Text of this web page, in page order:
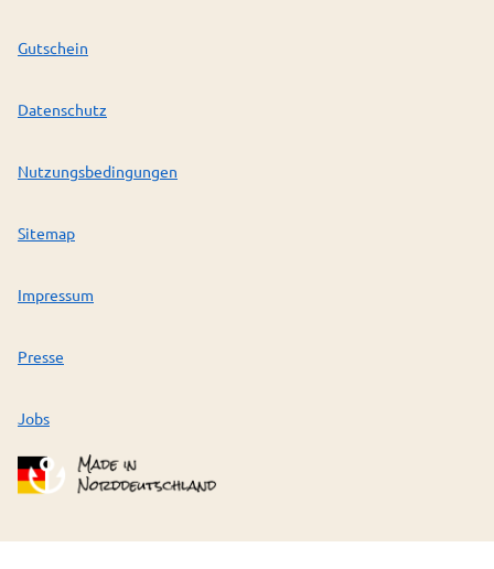
Gutschein
Datenschutz
Nutzungsbedingungen
Sitemap
Impressum
Presse
Jobs